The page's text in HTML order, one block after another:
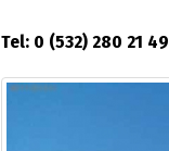
Tel: 0 (532) 280 21 49